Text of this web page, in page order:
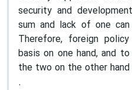
security and
sum and lack of one
Therefore, foreign
basis on one hand, and
the two on the other hand
.